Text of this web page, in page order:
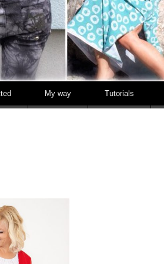
My way Tutorials